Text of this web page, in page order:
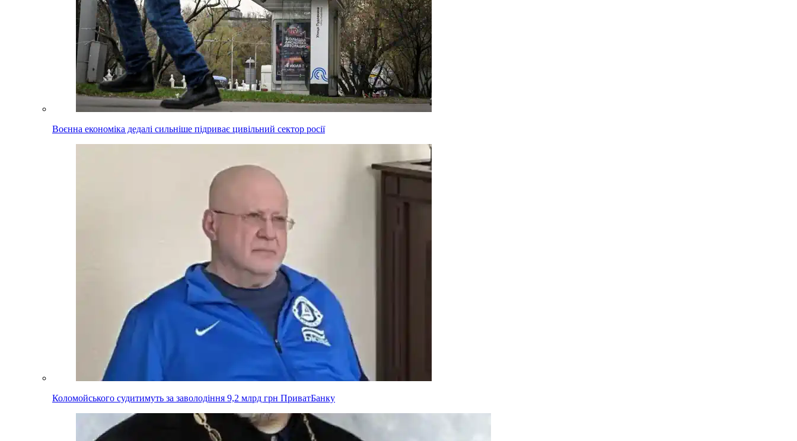
Воєнна економіка дедалі сильніше підриває цивільний сектор росії
Коломойського судитимуть за заволодіння 9,2 млрд грн ПриватБанку